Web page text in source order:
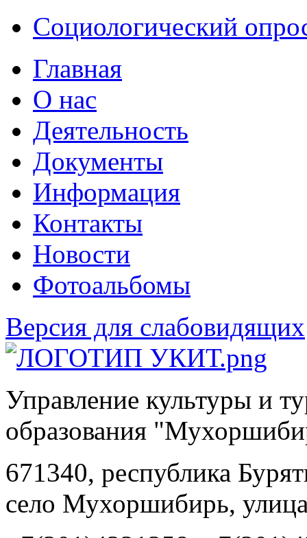
Социологический
Главная
О нас
Деятельность
Документы
Информация
Контакты
Новости
Фотоальбомы
Версия для слабовидящих
Управление культуры и
образования
671340, республика
село Мухоршибирь,